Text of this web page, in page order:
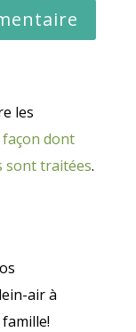
les
dont
sont traitées.
air à